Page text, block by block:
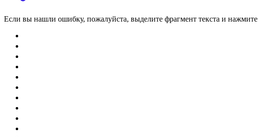
Если вы нашли ошибку, пожалуйста, выделите фрагмент текста и нажмите